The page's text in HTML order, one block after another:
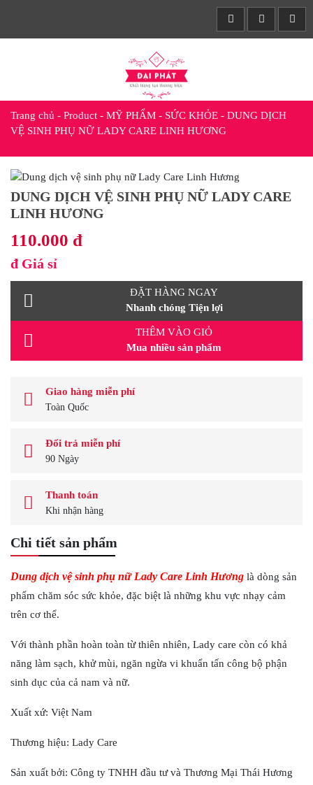
Trang chủ - Product - MỸ PHẨM - SỨC KHỎE - DUNG DỊCH
VỆ SINH PHỤ NỮ LADY CARE LINH HƯƠNG
DUNG DỊCH VỆ SINH PHỤ NỮ LADY CARE
LINH HƯƠNG
110.000 đ
đ Giá sỉ
ĐẶT HÀNG NGAY
Nhanh chóng Tiện lợi
THÊM VÀO GIỎ
Mua nhiều sản phẩm
Giao hàng miễn phí
Toàn Quốc
Đổi trả miễn phí
90 Ngày
Thanh toán
Khi nhận hàng
Chi tiết sản phẩm
Dung dịch vệ sinh phụ nữ Lady Care Linh Hương là dòng sản
phẩm chăm sóc sức khỏe, đặc biệt là những khu vực nhạy cảm
trên cơ thể.
Với thành phần hoàn toàn từ thiên nhiên, Lady care còn có khả
năng làm sạch, khử mùi, ngăn ngừa vi khuẩn tấn công bộ phận
sinh dục của cả nam và nữ.
Xuất xứ: Việt Nam
Thương hiệu: Lady Care
Sản xuất bởi: Công ty TNHH đầu tư và Thương Mại Thái Hương